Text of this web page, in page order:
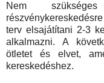
Nem
terv elsajátítani 2-3
alkalmazni. A
ötletet és elvet,
kereskedéshez.